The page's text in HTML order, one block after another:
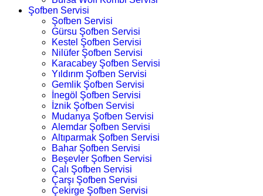
Şofben Servisi
Şofben Servisi
Gürsu Şofben Servisi
Kestel Şofben Servisi
Nilüfer Şofben Servisi
Karacabey Şofben Servisi
Yıldırım Şofben Servisi
Gemlik Şofben Servisi
İnegöl Şofben Servisi
İznik Şofben Servisi
Mudanya Şofben Servisi
Alemdar Şofben Servisi
Altıparmak Şofben Servisi
Bahar Şofben Servisi
Beşevler Şofben Servisi
Çalı Şofben Servisi
Çarşı Şofben Servisi
Çekirge Şofben Servisi